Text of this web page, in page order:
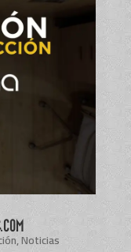
,Noticias